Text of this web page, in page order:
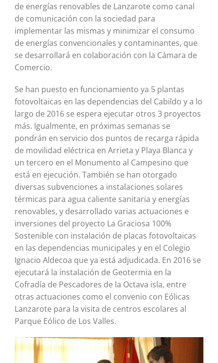
de energías renovables de Lanzarote como canal
de comunicación con la sociedad para
implementar las mismas y minimizar el consumo
de energías convencionales y contaminantes, que
se desarrollará en colaboración con la Cámara de
Comercio.
Se han puesto en funcionamiento ya 5 plantas
fotovoltaicas en las dependencias del Cabildo y a lo
largo de 2016 se espera ejecutar otros 3 proyectos
más. Igualmente, en próximas semanas se
pondrán en servicio dos puntos de recarga rápida
de movilidad eléctrica en Arrieta y Playa Blanca y
un tercero en el Monumento al Campesino que
está en ejecución. También se han otorgado
diversas subvenciones a instalaciones solares
térmicas para agua caliente sanitaria y energías
renovables, y desarrollado varias actuaciones e
inversiones del proyecto La Graciosa 100%
Sostenible con instalación de placas fotovoltaicas
en las dependencias municipales y en el Colegio
Ignacio Aldecoa que ya está adjudicada. En 2016 se
ejecutará la instalación de Geotermia en la
Cofradía de Pescadores de la Octava isla, entre
otras actuaciones como el convenio con Eólicas
Lanzarote para la visita de centros escolares al
Parque Eólico de Los Valles.